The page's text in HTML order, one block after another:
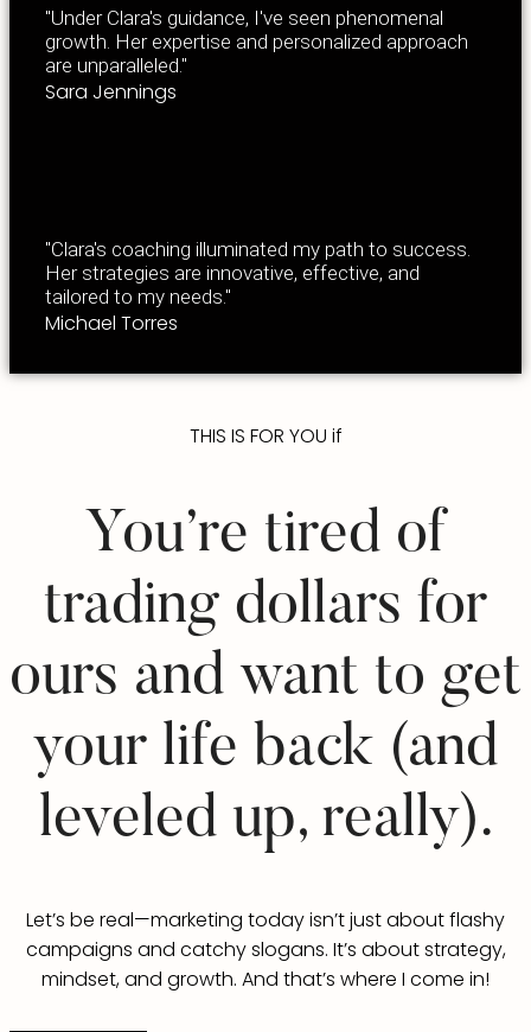
"Under Clara's guidance, I've seen phenomenal
growth. Her expertise and personalized approach
are unparalleled."
Sara Jennings
"Clara's coaching illuminated my path to success.
Her strategies are innovative, effective, and
tailored to my needs."
Michael Torres
THIS IS FOR YOU if
You’re tired of
trading dollars for
ours and want to get
your life back (and
leveled up, really).
Let’s be real—marketing today isn’t just about flashy
campaigns and catchy slogans. It’s about strategy,
mindset, and growth. And that’s where I come in!